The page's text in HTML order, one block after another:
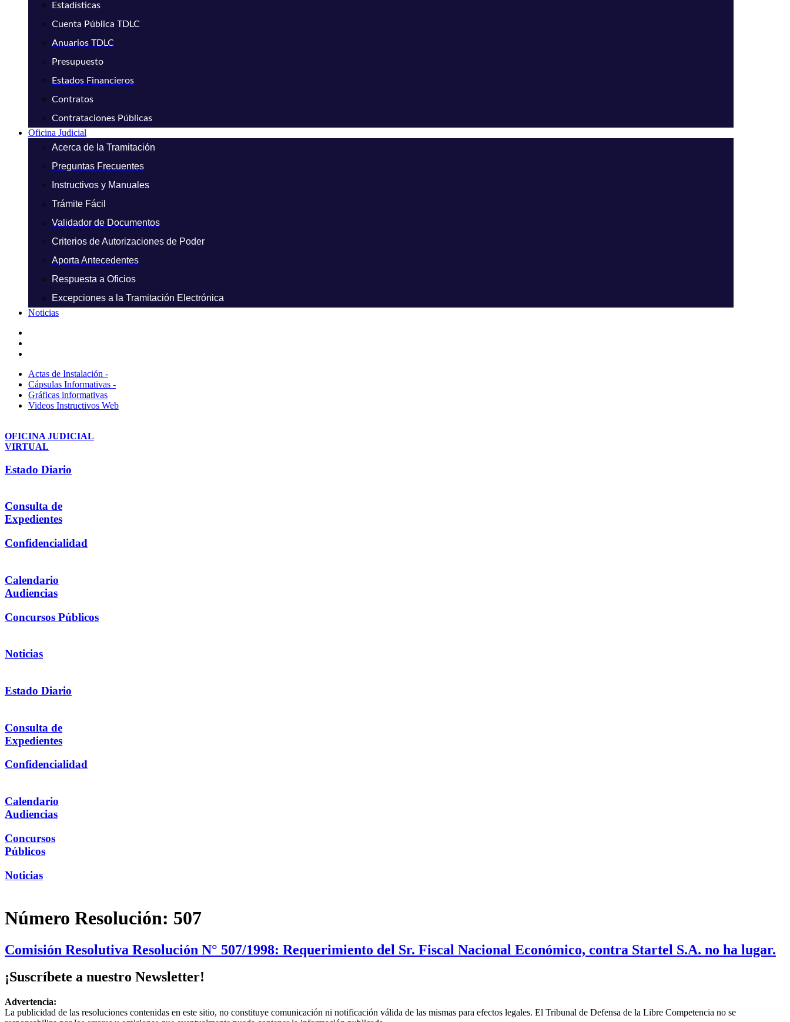
Estadísticas
Cuenta Pública TDLC
Anuarios TDLC
Presupuesto
Estados Financieros
Contratos
Contrataciones Públicas
Oficina Judicial
Acerca de la Tramitación
Preguntas Frecuentes
Instructivos y Manuales
Trámite Fácil
Validador de Documentos
Criterios de Autorizaciones de Poder
Aporta Antecedentes
Respuesta a Oficios
Excepciones a la Tramitación Electrónica
Noticias
Actas de Instalación -
Cápsulas Informativas -
Gráficas informativas
Videos Instructivos Web
OFICINA JUDICIAL
VIRTUAL
Estado Diario
Consulta de
Expedientes
Confidencialidad
Calendario
Audiencias
Concursos Públicos
Noticias
Estado Diario
Consulta de
Expedientes
Confidencialidad
Calendario
Audiencias
Concursos
Públicos
Noticias
Número Resolución: 507
Comisión Resolutiva Resolución N° 507/1998: Requerimiento del Sr. Fiscal Nacional Económico, contra Startel S.A. no ha lugar.
¡Suscríbete a nuestro Newsletter!
Advertencia:
La publicidad de las resoluciones contenidas en este sitio, no constituye comunicación ni notificación válida de las mismas para efectos legales. El Tribunal de Defensa de la Libre Competencia no se